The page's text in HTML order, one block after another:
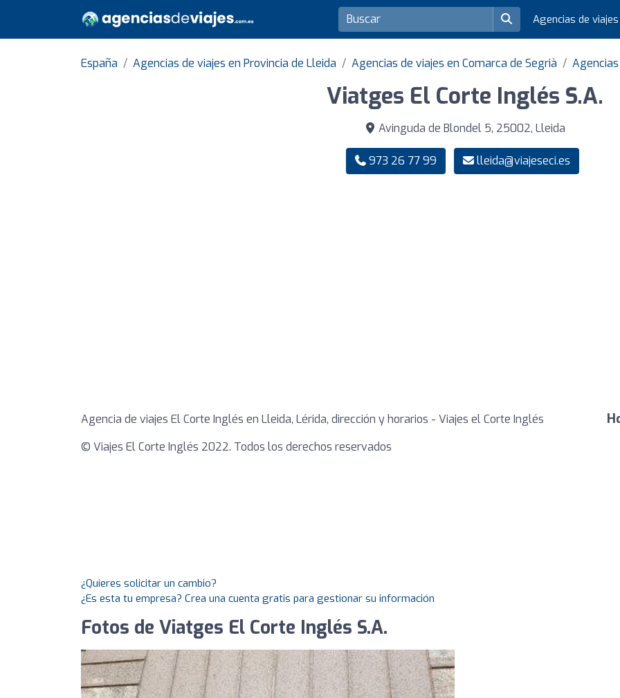
Agencias de
España Agencias de viajes en Provincia de Lleida Agencias de viajes en Comarca de Segrià
Viatges El Corte Inglés S.A.
Avinguda de Blondel 5, 25002, Lleida
973 26 77 99 lleida@viajeseci.es
Agencia de viajes El Corte Inglés en Lleida, Lérida, dirección y horarios - Viajes el Corte Inglés
© Viajes El Corte Inglés 2022. Todos los derechos reservados
¿Quieres solicitar un cambio?
¿Es esta tu empresa? Crea una cuenta gratis para gestionar su información
Fotos de Viatges El Corte Inglés S.A.